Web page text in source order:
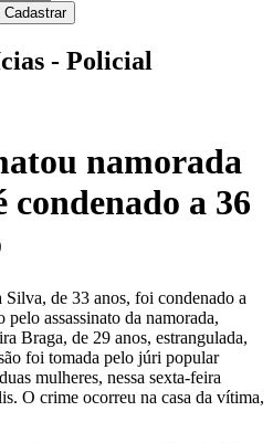
- Policial
namorada
condenado a 36
de 33 anos, foi condenado a
pelo assassinato da namorada,
Braga, de 29 anos, estrangulada,
foi tomada pelo júri popular
mulheres, nessa sexta-feira
O crime ocorreu na casa da vítima,